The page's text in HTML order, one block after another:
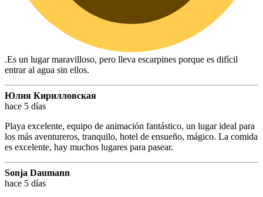
.Es un lugar maravilloso, pero lleva escarpines porque es difícil
entrar al agua sin ellos.
Юлия Кирилловская
hace 5 días
Playa excelente, equipo de animación fantástico, un lugar ideal para
los más aventureros, tranquilo, hotel de ensueño, mágico. La comida
es excelente, hay muchos lugares para pasear.
Sonja Daumann
hace 5 días